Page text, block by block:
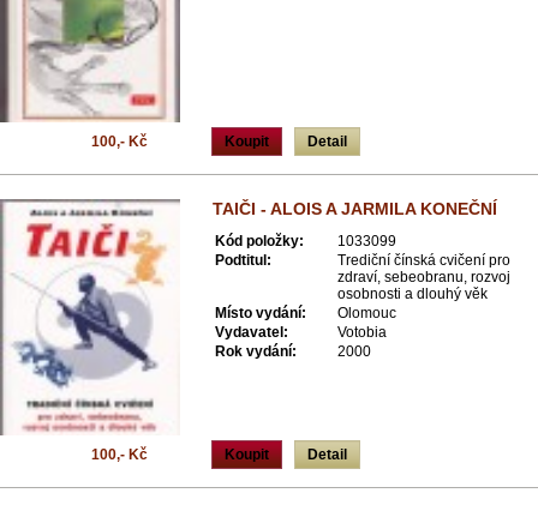
Koupit Detail
100,- Kč
TAIČI - ALOIS A JARMILA KONEČNÍ
Kód položky:
1033099
Podtitul:
Trediční čínská cvičení pro
zdraví, sebeobranu, rozvoj
osobnosti a dlouhý věk
Místo vydání:
Olomouc
Vydavatel:
Votobia
Rok vydání:
2000
Koupit Detail
100,- Kč